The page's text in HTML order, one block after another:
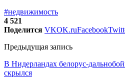
#недвижимость
4 521
Поделится VKOK.ruFacebook
Предыдущая запись
В Нидерландах белорус-
скрылся